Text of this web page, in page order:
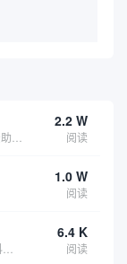
2.2 W
阅读
1.0 W
阅读
6.4 K
阅读